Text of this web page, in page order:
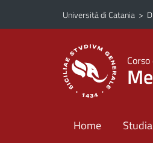
Vai al contenuto principale
Vai al menu di navigazione
Università di Catania >
Home